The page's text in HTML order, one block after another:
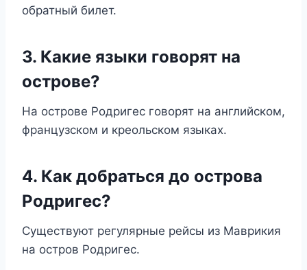
обратный билет.
3. Какие языки говорят на
острове?
На острове Родригес говорят на английском,
французском и креольском языках.
4. Как добраться до острова
Родригес?
Существуют регулярные рейсы из Маврикия
на остров Родригес.